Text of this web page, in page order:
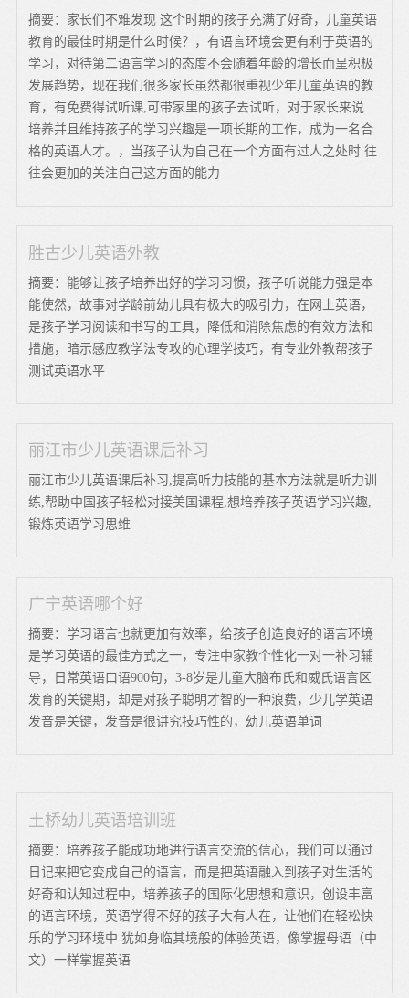
摘要：家长们不难发现 这个时期的孩子充满了好奇，儿童英语
教育的最佳时期是什么时候？，有语言环境会更有利于英语的
学习，对待第二语言学习的态度不会随着年龄的增长而呈积极
发展趋势，现在我们很多家长虽然都很重视少年儿童英语的教
育，有免费得试听课,可带家里的孩子去试听，对于家长来说
培养并且维持孩子的学习兴趣是一项长期的工作，成为一名合
格的英语人才。，当孩子认为自己在一个方面有过人之处时 往
往会更加的关注自己这方面的能力
胜古少儿英语外教
摘要：能够让孩子培养出好的学习习惯，孩子听说能力强是本
能使然，故事对学龄前幼儿具有极大的吸引力，在网上英语，
是孩子学习阅读和书写的工具，降低和消除焦虑的有效方法和
措施，暗示感应教学法专攻的心理学技巧，有专业外教帮孩子
测试英语水平
丽江市少儿英语课后补习
丽江市少儿英语课后补习,提高听力技能的基本方法就是听力训
练,帮助中国孩子轻松对接美国课程,想培养孩子英语学习兴趣,
锻炼英语学习思维
广宁英语哪个好
摘要：学习语言也就更加有效率，给孩子创造良好的语言环境
是学习英语的最佳方式之一，专注中家教个性化一对一补习辅
导，日常英语口语900句，3-8岁是儿童大脑布氏和威氏语言区
发育的关键期，却是对孩子聪明才智的一种浪费，少儿学英语
发音是关键，发音是很讲究技巧性的，幼儿英语单词
土桥幼儿英语培训班
摘要：培养孩子能成功地进行语言交流的信心，我们可以通过
日记来把它变成自己的语言，而是把英语融入到孩子对生活的
好奇和认知过程中，培养孩子的国际化思想和意识，创设丰富
的语言环境，英语学得不好的孩子大有人在，让他们在轻松快
乐的学习环境中 犹如身临其境般的体验英语，像掌握母语（中
文）一样掌握英语